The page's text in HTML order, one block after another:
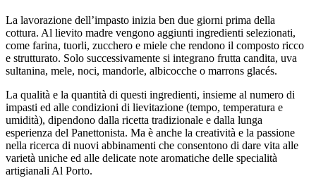
La lavorazione dell’impasto inizia ben due giorni prima della
cottura. Al lievito madre vengono aggiunti ingredienti selezionati,
come farina, tuorli, zucchero e miele che rendono il composto ricco
e strutturato. Solo successivamente si integrano frutta candita, uva
sultanina, mele, noci, mandorle, albicocche o marrons glacés.
La qualità e la quantità di questi ingredienti, insieme al numero di
impasti ed alle condizioni di lievitazione (tempo, temperatura e
umidità), dipendono dalla ricetta tradizionale e dalla lunga
esperienza del Panettonista. Ma è anche la creatività e la passione
nella ricerca di nuovi abbinamenti che consentono di dare vita alle
varietà uniche ed alle delicate note aromatiche delle specialità
artigianali Al Porto.